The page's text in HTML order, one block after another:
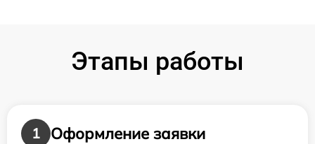
Этапы работы
1
Оформление заявки